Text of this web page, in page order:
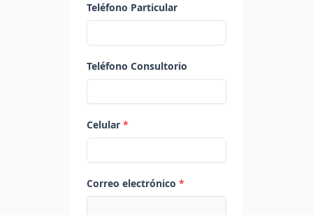
Teléfono Particular
Teléfono Consultorio
Celular *
Correo electrónico *